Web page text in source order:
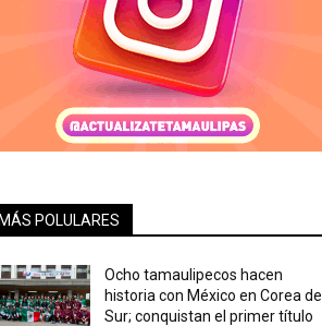
POLULARES
Ocho tamaulipecos hacen
historia con México en Corea del
Sur; conquistan el primer título